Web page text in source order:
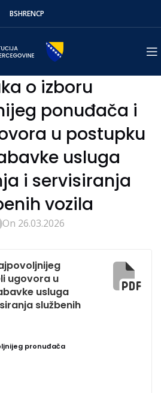
BSHRENСР
o izboru
ponuđača i
u postupku
usluga
i servisiranja
vozila
On 26.03.2026
ugovora u
usluga
službenih
pronuđača